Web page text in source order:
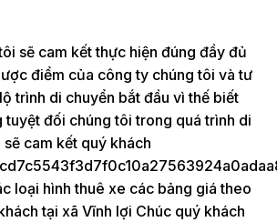
sẽ cam kết thực hiện đúng đầy đủ
điểm của công ty chúng tôi và tư
trình di chuyển bắt đầu vì thế biết
tuyệt đối chúng tôi trong quá trình di
cam kết quý khách
loại hình thuê xe các bảng giá theo
tại xã Vĩnh lợi Chúc quý khách